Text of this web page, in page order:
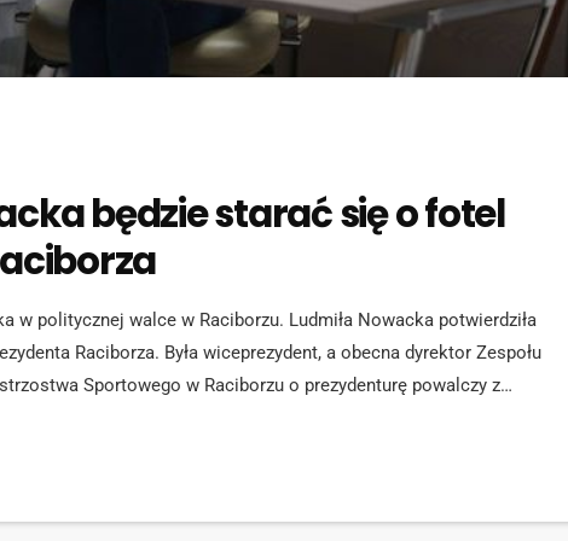
będzie starać się o fotel
w politycznej walce w Raciborzu. Ludmiła Nowacka potwierdziła
Raciborza. Była wiceprezydent, a obecna dyrektor Zespołu
Sportowego w Raciborzu o prezydenturę powalczy z
Polowym, Michałem Fitą oraz byłym przełożonym Mirosławem